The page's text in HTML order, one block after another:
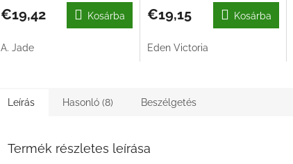
€19,42 Kosárba
A. Jade
€19,15 Kosárba
Eden Victoria
Leírás Hasonló (8) Beszélgetés
Termék részletes leírása